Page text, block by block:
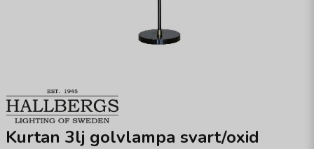
Kurtan 3lj golvlampa svart/oxid